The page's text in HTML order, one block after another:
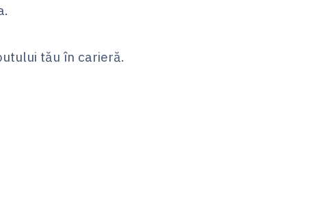
tău în carieră.